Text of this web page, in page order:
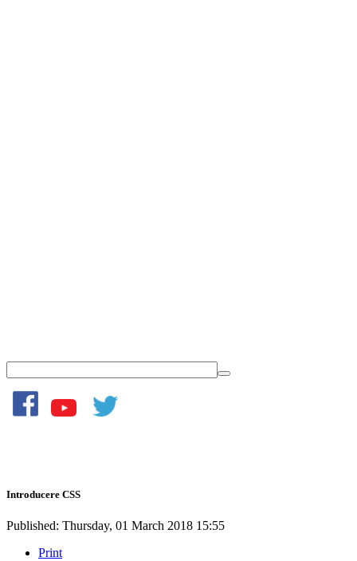
Introducere CSS
Published: Thursday, 01 March 2018 15:55
Print